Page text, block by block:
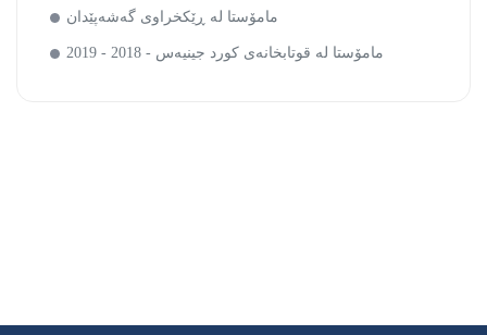
مامۆستا لە ڕێکخراوی گەشەپێدان
مامۆستا لە قوتابخانەی کورد جینیەس - 2018 - 2019